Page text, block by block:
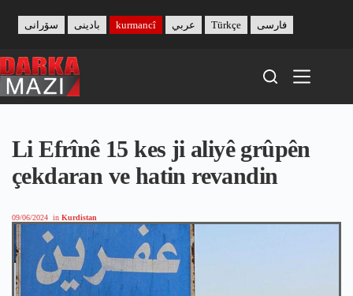
content
بادینی سۆرانی kurmancî عربي Türkçe فارسی
Li Efrînê 15 kes ji aliyê grûpên
çekdaran ve hatin revandin
09/06/2024 in Kurdistan